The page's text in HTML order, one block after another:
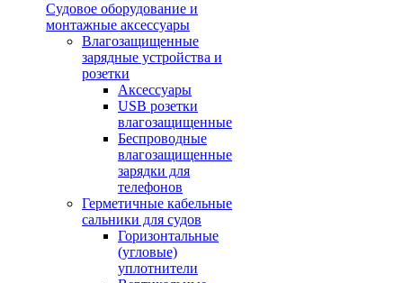
Судовое оборудование и
монтажные аксессуары
Влагозащищенные
зарядные устройства и
розетки
Аксессуары
USB розетки
влагозащищенные
Беспроводные
влагозащищенные
зарядки для
телефонов
Герметичные кабельные
сальники для судов
Горизонтальные
(угловые)
уплотнители